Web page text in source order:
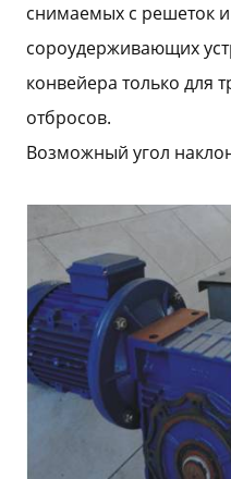
снимаемых с решеток и
сороудерживающих
конвейера только для
отбросов.
Возможный угол